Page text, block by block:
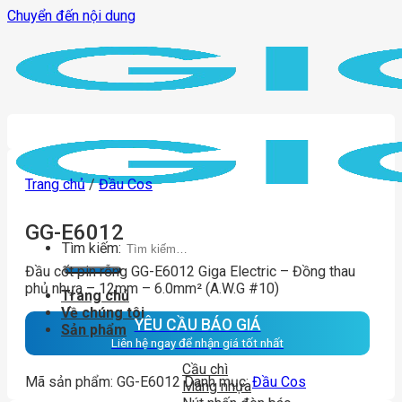
Chuyển đến nội dung
Tìm kiếm:
Trang chủ
Về chúng tôi
Sản phẩm
Cầu chì
Máng nhựa
Trang chủ / Đầu Cos
GG-E6012
Đầu cốt pin rỗng GG-E6012 Giga Electric – Đồng thau
phủ nhựa – 12mm – 6.0mm² (A.W.G #10)
YÊU CẦU BÁO GIÁ
Liên hệ ngay để nhận giá tốt nhất
Mã sản phẩm: GG-E6012 Danh mục:Đầu Cos